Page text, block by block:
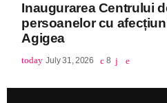
Inaugurarea Centrului
persoanelor cu
Agigea
today July 31, 2026 8